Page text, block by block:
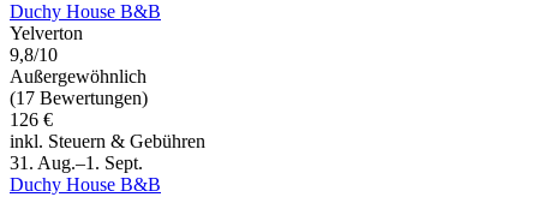
Duchy House B&B
Yelverton
9,8/10
Außergewöhnlich
(17 Bewertungen)
126 €
inkl. Steuern & Gebühren
31. Aug.–1. Sept.
Duchy House B&B